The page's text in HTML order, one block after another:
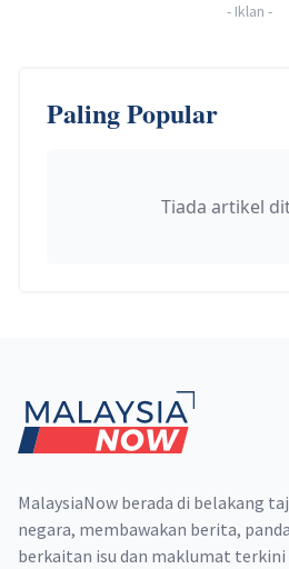
- Iklan -
Paling Popular
Tiada artikel
MalaysiaNow berada di belakang
negara, membawakan berita,
berkaitan isu dan maklumat terkini